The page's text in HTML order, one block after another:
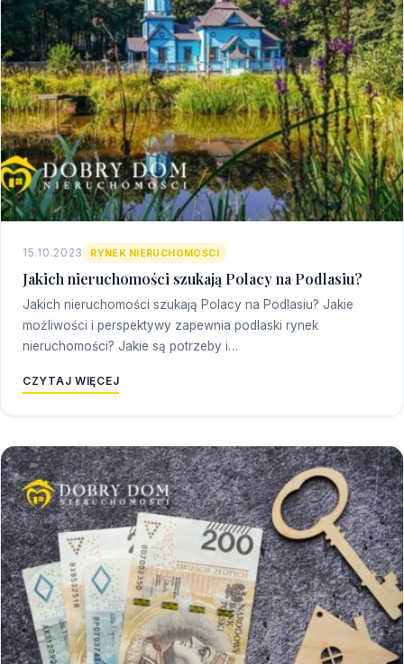
15.10.2023 RYNEK NIERUCHOMOŚCI
Jakich nieruchomości szukają Polacy na Podlasiu?
Jakich nieruchomości szukają Polacy na Podlasiu? Jakie
możliwości i perspektywy zapewnia podlaski rynek
nieruchomości? Jakie są potrzeby i…
CZYTAJ WIĘCEJ